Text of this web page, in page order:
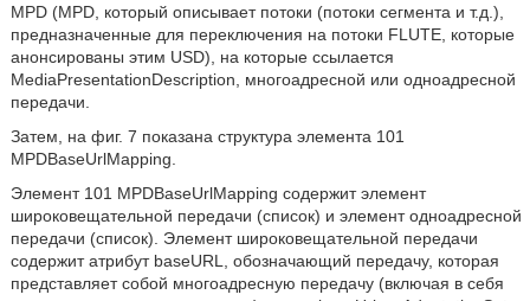
MPD (MPD, который описывает потоки (потоки сегмента и т.д.),
предназначенные для переключения на потоки FLUTE, которые
анонсированы этим USD), на которые ссылается
MediaPresentationDescription, многоадресной или одноадресной
передачи.
Затем, на фиг. 7 показана структура элемента 101
MPDBaseUrlMapping.
Элемент 101 MPDBaseUrlMapping содержит элемент
широковещательной передачи (список) и элемент одноадресной
передачи (список). Элемент широковещательной передачи
содержит атрибут baseURL, обозначающий передачу, которая
представляет собой многоадресную передачу (включая в себя